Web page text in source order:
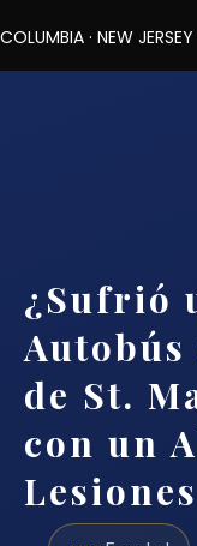
MARYLAND ·
COLUMBIA · NEW
¿Sufrió
Autobús
de St.
con un